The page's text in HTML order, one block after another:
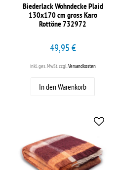
Biederlack Wohndecke Plaid
130x170 cm gross Karo
Rottöne 732972
49,95 €
inkl. ges. MwSt. zzgl. Versandkosten
In den Warenkorb